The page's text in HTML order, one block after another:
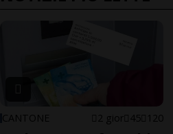
CANTONE 2 gior 45 120